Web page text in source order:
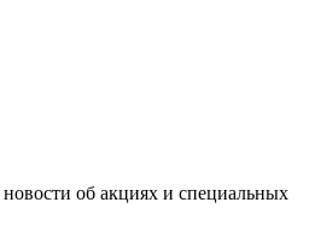
об акциях и специальных